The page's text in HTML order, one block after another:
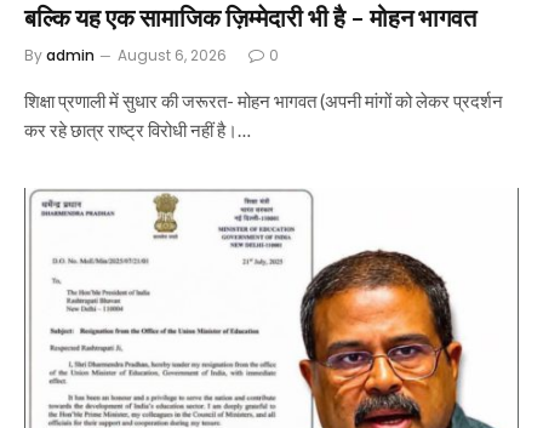
बल्कि यह एक सामाजिक ज़िम्मेदारी भी है – मोहन भागवत
Byadmin August 6, 2026 0
शिक्षा प्रणाली में सुधार की जरूरत- मोहन भागवत (अपनी मांगों को लेकर प्रदर्शन
कर रहे छात्र राष्ट्र विरोधी नहीं है।…